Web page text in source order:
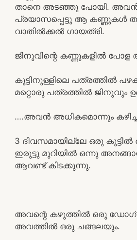
താനെ അടഞ്ഞു പോയി.
പ്രയാസപ്പെട്ടു ആ കണ്ണുകൾ
വാതിൽക്കൽ ഗായത്രി.
ജിനുവിന്റെ കണ്ണുകളിൽ പോള
കൂട്ടിനുള്ളിലെ പത്രത്തിൽ
മറ്റൊരു പത്രത്തിൽ ജിനുവും
….അവൻ അധികമൊന്നും
3 ദിവസമായില്ലേ ഒരു
ഇരുട്ടു മുറിയിൽ ഒന്നു
ആവണ്ട് കിടക്കുന്നു.
അവന്റെ കഴുത്തിൽ ഒരു ഡോഗ്
അവത്തിൽ ഒരു ചങ്ങലയും.